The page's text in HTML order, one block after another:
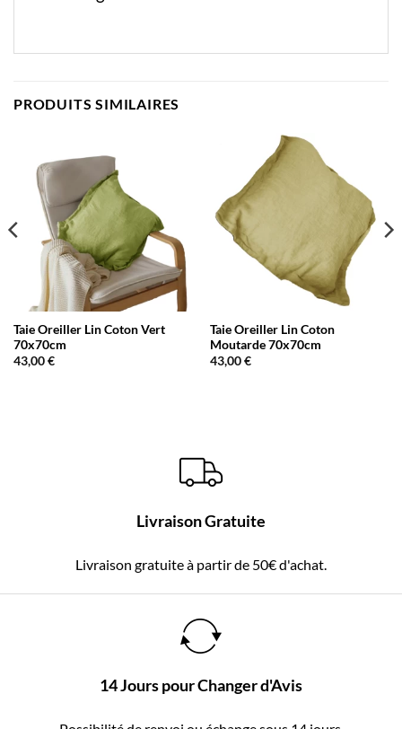
PRODUITS SIMILAIRES
Taie Oreiller Lin Coton Vert
70x70cm
43,00€
Taie Oreiller Lin Coton
Moutarde 70x70cm
43,00€
Livraison Gratuite
Livraison gratuite à partir de 50€ d'achat.
14 Jours pour Changer d'Avis